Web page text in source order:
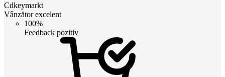
Cdkeymarkt
Vânzător excelent
100%
Feedback pozitiv